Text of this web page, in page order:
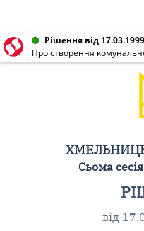
Рішення від
Сьома
від